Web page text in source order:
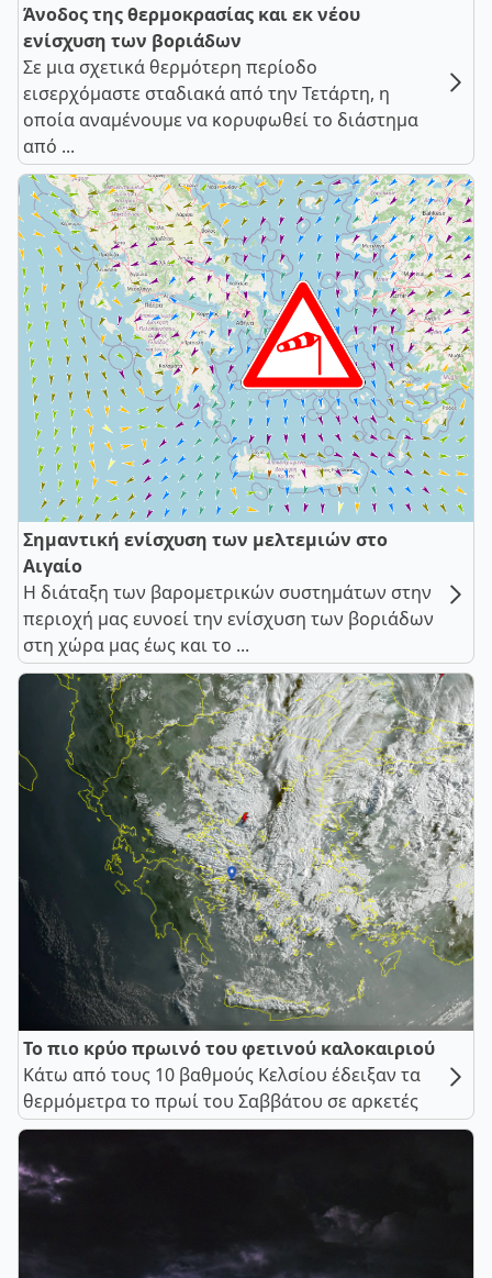
Άνοδος της θερμοκρασίας και εκ νέου
ενίσχυση των βοριάδων
Σε μια σχετικά θερμότερη περίοδο
εισερχόμαστε σταδιακά από την Τετάρτη, η
οποία αναμένουμε να κορυφωθεί το διάστημα
από ...
Σημαντική ενίσχυση των μελτεμιών στο
Αιγαίο
Η διάταξη των βαρομετρικών συστημάτων στην
περιοχή μας ευνοεί την ενίσχυση των βοριάδων
στη χώρα μας έως και το ...
Το πιο κρύο πρωινό του φετινού καλοκαιριού
Κάτω από τους 10 βαθμούς Κελσίου έδειξαν τα
θερμόμετρα το πρωί του Σαββάτου σε αρκετές